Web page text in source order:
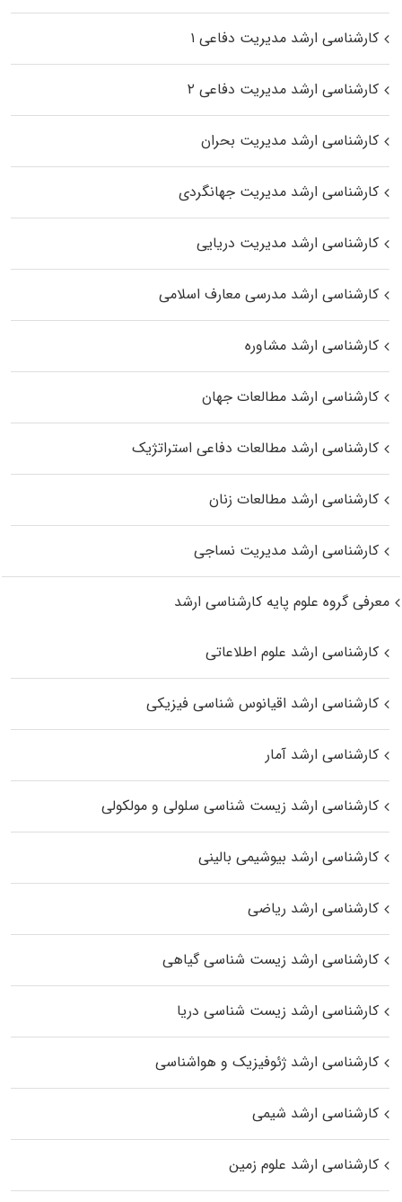
کارشناسی ارشد مدیریت دفاعی ۱
کارشناسی ارشد مدیریت دفاعی ۲
کارشناسی ارشد مدیریت بحران
کارشناسی ارشد مدیریت جهانگردی
کارشناسی ارشد مدیریت دریایی
کارشناسی ارشد مدرسی معارف اسلامی
کارشناسی ارشد مشاوره
کارشناسی ارشد مطالعات جهان
کارشناسی ارشد مطالعات دفاعی استراتژیک
کارشناسی ارشد مطالعات زنان
کارشناسی ارشد مدیریت نساجی
معرفی گروه علوم پایه کارشناسی ارشد
کارشناسی ارشد علوم اطلاعاتی
کارشناسی ارشد اقیانوس‌ شناسی فیزیکی
کارشناسی ارشد آمار
کارشناسی ارشد زیست شناسی سلولی و مولکولی
کارشناسی ارشد بیوشیمی بالینی
کارشناسی ارشد ریاضی
کارشناسی ارشد زیست‌ شناسی گیاهی
کارشناسی ارشد زیست‌ شناسی دریا
کارشناسی ارشد ژئوفیزیک و هواشناسی
کارشناسی ارشد شیمی
کارشناسی ارشد علوم زمین